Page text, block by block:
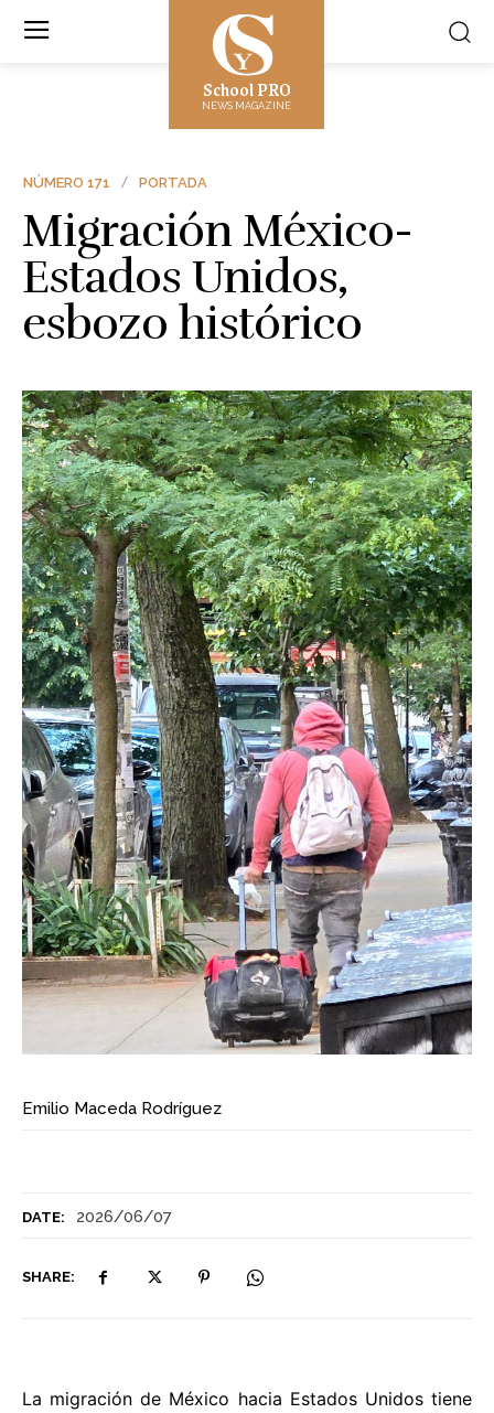
School PRO
NEWS MAGAZINE
DATE: 2026/06/07
SHARE:
NÚMERO 171 PORTADA
Migración México-
Estados Unidos,
esbozo histórico
Emilio Maceda Rodríguez
La migración de México hacia Estados Unidos tiene